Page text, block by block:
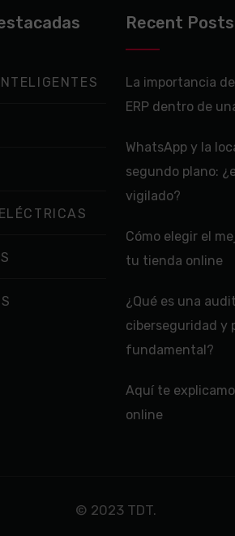
Recent Posts
La importancia
ERP dentro de
WhatsApp y la
segundo plano:
vigilado?
Cómo elegir el
tu tienda online
¿Qué es una
ciberseguridad y
fundamental?
Aquí te
online
© 2023 TDT.